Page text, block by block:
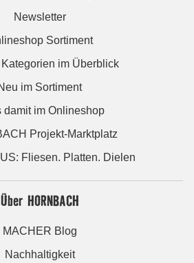
Newsletter
Sortiment
im Überblick
im Sortiment
damit im Onlineshop
Projekt-Marktplatz
Fliesen. Platten. Dielen
Über HORNBACH
MACHER Blog
Nachhaltigkeit